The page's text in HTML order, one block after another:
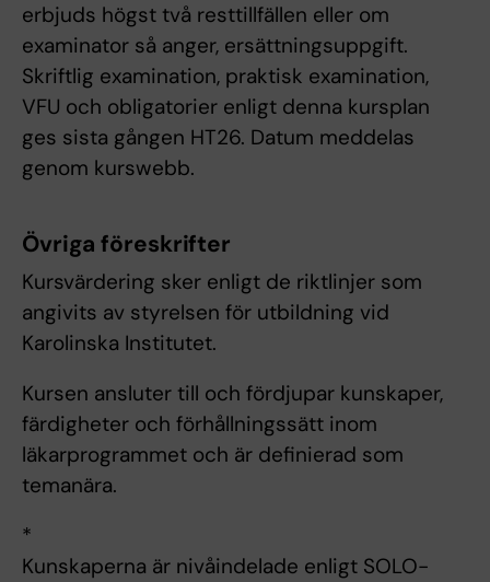
erbjuds högst två resttillfällen eller om
examinator så anger, ersättningsuppgift.
Skriftlig examination, praktisk examination,
VFU och obligatorier enligt denna kursplan
ges sista gången HT26. Datum meddelas
genom kurswebb.
Övriga föreskrifter
Kursvärdering sker enligt de riktlinjer som
angivits av styrelsen för utbildning vid
Karolinska Institutet.
Kursen ansluter till och fördjupar kunskaper,
färdigheter och förhållningssätt inom
läkarprogrammet och är definierad som
temanära.
*
Kunskaperna är nivåindelade enligt SOLO-